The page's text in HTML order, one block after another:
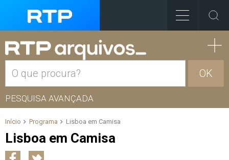
OK
PESQUISA AVANÇADA
Início Programa Lisboa em Camisa
Lisboa em Camisa